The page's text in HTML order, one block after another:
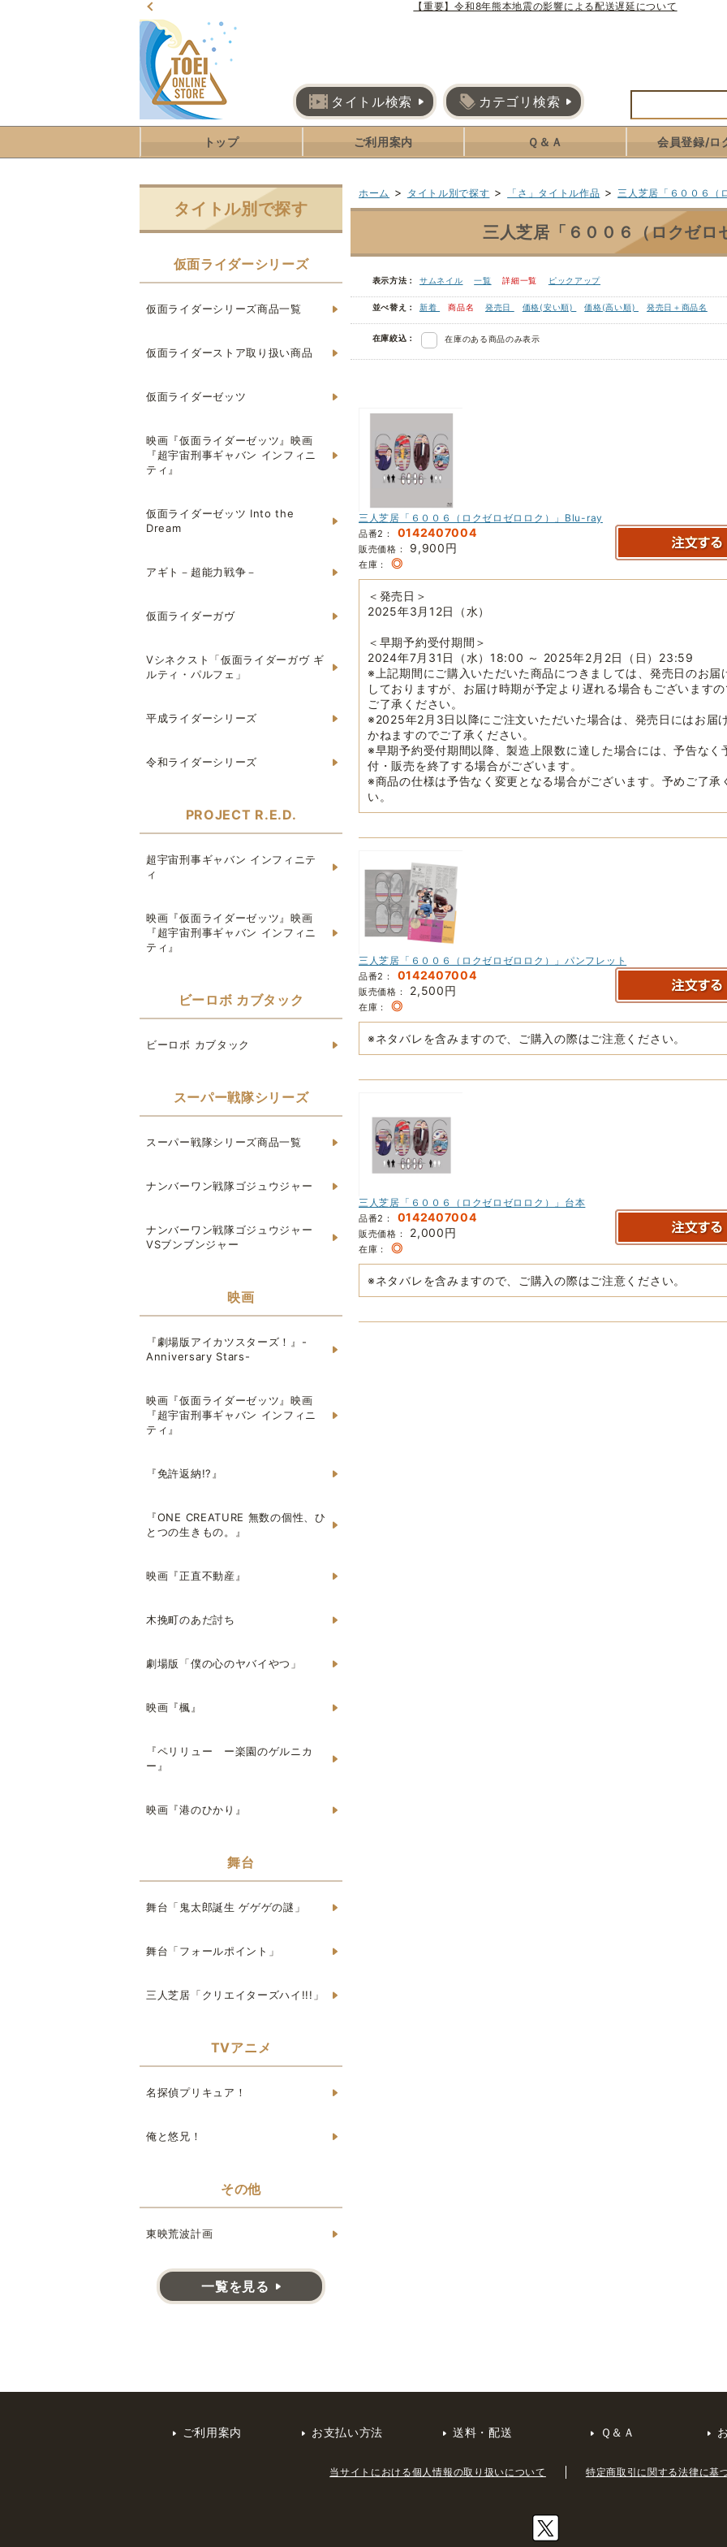
【重要】令和8年熊本地震の影響による配送遅延について
タイトル検索 カテゴリ検索
トップ ご利用案内 Ｑ＆Ａ 会員登録/ロ
ホーム > タイトル別で探す > 「さ」タイトル作品 > 三人芝居「６００６（
三人芝居「６００６（ロクゼロ
表示方法： サムネイル 一覧 詳細一覧 ピックアップ
並べ替え： 新着 商品名 発売日 価格(安い順) 価格(高い順) 発売日＋商品名
在庫絞込： 在庫のある商品のみ表示
三人芝居「６００６（ロクゼロゼロロク）」Blu-ray
品番2： 0142407004
販売価格： 9,900円
在庫： ◎
＜発売日＞
2025年3月12日（水）
＜早期予約受付期間＞
2024年7月31日（水）18:00 ～ 2025年2月2日（日）23:59
※上記期間にご購入いただいた商品につきましては、発売日のお届
しておりますが、お届け時期が予定より遅れる場合もございますの
ご了承ください。
※2025年2月3日以降にご注文いただいた場合は、発売日にはお届
かねますのでご了承ください。
※早期予約受付期間以降、製造上限数に達した場合には、予告なく
付・販売を終了する場合がございます。
※商品の仕様は予告なく変更となる場合がございます。予めご了承
い。
三人芝居「６００６（ロクゼロゼロロク）」パンフレット
品番2： 0142407004
販売価格： 2,500円
在庫： ◎
※ネタバレを含みますので、ご購入の際はご注意ください。
三人芝居「６００６（ロクゼロゼロロク）」台本
品番2： 0142407004
販売価格： 2,000円
在庫： ◎
※ネタバレを含みますので、ご購入の際はご注意ください。
タイトル別で探す
仮面ライダーシリーズ
仮面ライダーシリーズ商品一覧
仮面ライダーストア取り扱い商品
仮面ライダーゼッツ
映画『仮面ライダーゼッツ』映画
『超宇宙刑事ギャバン インフィニ
ティ』
仮面ライダーゼッツ Into the
Dream
アギト－超能力戦争－
仮面ライダーガヴ
Vシネクスト「仮面ライダーガヴ ギ
ルティ・パルフェ」
平成ライダーシリーズ
令和ライダーシリーズ
PROJECT R.E.D.
超宇宙刑事ギャバン インフィニテ
ィ
映画『仮面ライダーゼッツ』映画
『超宇宙刑事ギャバン インフィニ
ティ』
ビーロボ カブタック
ビーロボ カブタック
スーパー戦隊シリーズ
スーパー戦隊シリーズ商品一覧
ナンバーワン戦隊ゴジュウジャー
ナンバーワン戦隊ゴジュウジャー
VSブンブンジャー
映画
『劇場版アイカツスターズ！』-
Anniversary Stars-
映画『仮面ライダーゼッツ』映画
『超宇宙刑事ギャバン インフィニ
ティ』
『免許返納!?』
『ONE CREATURE 無数の個性、ひ
とつの生きもの。』
映画『正直不動産』
木挽町のあだ討ち
劇場版「僕の心のヤバイやつ」
映画『楓』
『ペリリュー ー楽園のゲルニカ
ー』
映画『港のひかり』
舞台
舞台「鬼太郎誕生 ゲゲゲの謎」
舞台「フォールポイント」
三人芝居「クリエイターズハイ!!!」
TVアニメ
名探偵プリキュア！
俺と悠兄！
その他
東映荒波計画
一覧を見る
ご利用案内 お支払い方法 送料・配送 Ｑ＆Ａ
当サイトにおける個人情報の取り扱いについて 特定商取引に関する法律に基